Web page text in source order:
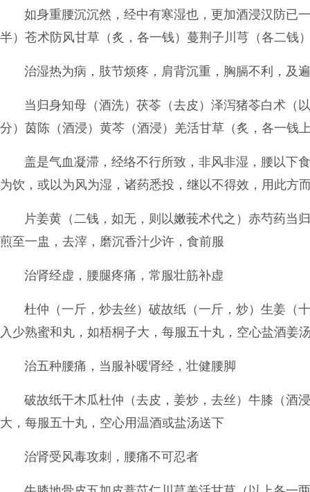
如身重腰沉沉然，经中有寒湿也，更加酒浸汉防已
半）苍术防风甘草（炙，各一钱）蔓荆子川芎（各二钱
治湿热为病，肢节烦疼，肩背沉重，胸膈不利，及
当归身知母（酒洗）茯苓（去皮）泽泻猪苓白术（
分）茵陈（酒浸）黄芩（酒浸）羌活甘草（炙，各一钱
盖是气血凝滞，经络不行所致，非风非湿，腰以下
为饮，或以为风为湿，诸药悉投，继以不得效，用此方
片姜黄（二钱，如无，则以嫩莪术代之）赤芍药当
煎至一盅，去滓，磨沉香汁少许，食前服
治肾经虚，腰腿疼痛，常服壮筋补虚
杜仲（一斤，炒去丝）破故纸（一斤，炒）生姜（
入少熟蜜和丸，如梧桐子大，每服五十丸，空心盐酒姜
治五种腰痛，当服补暖肾经，壮健腰脚
破故纸干木瓜杜仲（去皮，姜炒，去丝）牛膝（酒
大，每服五十丸，空心用温酒或盐汤送下
治肾受风毒攻刺，腰痛不可忍者